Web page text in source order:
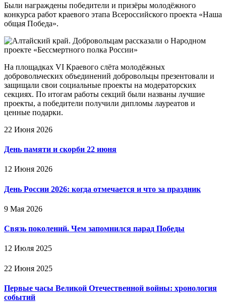
Были награждены победители и призёры молодёжного
конкурса работ краевого этапа Всероссийского проекта «Наша
общая Победа».
На площадках VI Краевого слёта молодёжных
добровольческих объединений добровольцы презентовали и
защищали свои социальные проекты на модераторских
секциях. По итогам работы секций были названы лучшие
проекты, а победители получили дипломы лауреатов и
ценные подарки.
22 Июня 2026
День памяти и скорби 22 июня
12 Июня 2026
День России 2026: когда отмечается и что за праздник
9 Мая 2026
Связь поколений. Чем запомнился парад Победы
12 Июля 2025
22 Июня 2025
Первые часы Великой Отечественной войны: хронология
событий